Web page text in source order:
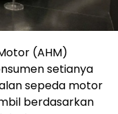
(AHM)
setianya
sepeda motor
berdasarkan